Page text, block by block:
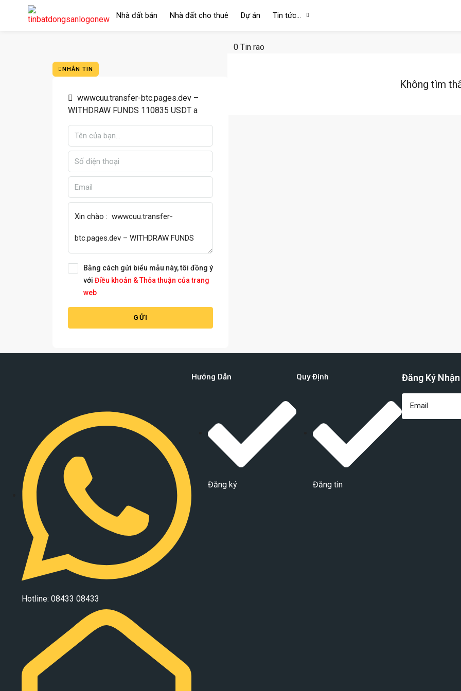
Nhà đất bán Nhà đất cho thuê Dự án Tin tức…
NHẮN TIN
wwwcuu.transfer-btc.pages.dev –
WITHDRAW FUNDS 110835 USDT a
Bằng cách gửi biểu mẫu này, tôi đồng ý
với Điều khoản & Thỏa thuận của trang
web
GỬI
0 Tin rao
Không tìm
Hotline: 08433 08433
Hướng Dẫn
Đăng ký
Quy Định
Đăng tin
Đăng Ký